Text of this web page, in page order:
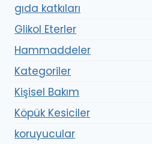
gıda katkıları
Glikol Eterler
Hammaddeler
Kategoriler
Kişisel Bakım
Köpük Kesiciler
koruyucular